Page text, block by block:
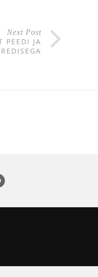
Next Post
PEEDI JA
REDISEGA